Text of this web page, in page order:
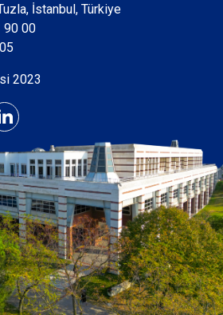
İstanbul, Türkiye
90 00
2023